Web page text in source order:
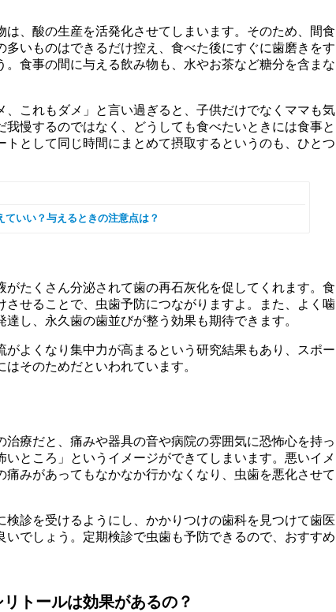
は、酸の生産を活発化させてしまいます。そのため、間食
多いものはできるだけ控え、食べた後にすぐに歯磨きをす
。食事の間に与える飲み物も、水やお茶など糖分を含まな
、これもダメ」と言い過ぎると、子供だけでなくママも気
慢するのではなく、どうしても食べたいときには食事と
トとして同じ時間にまとめて摂取するというのも、ひとつ
いい？与えるときの注意点は？
がたくさん分泌されて歯の再石灰化を促してくれます。食
させることで、虫歯予防につながりますよ。また、よく噛
し、永久歯の歯並びが整う効果も期待できます。
がよくなり集中力が高まるという研究結果もあり、スポー
そのためだといわれています。
治療だと、痛みや器具の音や病院の雰囲気に恐怖心を持っ
ところ」というイメージができてしまいます。悪いイメ
痛みがあってもなかなか行かなくなり、虫歯を悪化させて
検診を受けるようにし、かかりつけの歯科を見つけて歯医
いでしょう。定期検診で虫歯も予防できるので、おすすめ
トールは効果があるの？